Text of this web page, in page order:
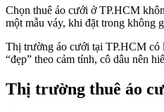
Chọn thuê áo cưới ở TP.HCM
một mẫu váy, khi đặt trong không
Thị trường áo cưới tại TP.HCM có
“đẹp” theo cảm tính, cô dâu nên
Thị trường thuê áo